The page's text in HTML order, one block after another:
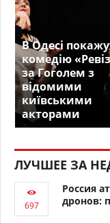
В Одесі
комедію
за Гоголем з
відомими
київськими
акторами
ЛУЧШЕЕ ЗА
Россия
дронов: